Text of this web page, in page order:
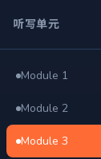
听写单元
Module 1
Module 2
Module 3